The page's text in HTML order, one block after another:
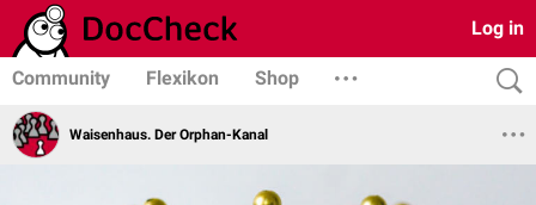
Log in
Community Flexikon Shop
Waisenhaus. Der Orphan-Kanal